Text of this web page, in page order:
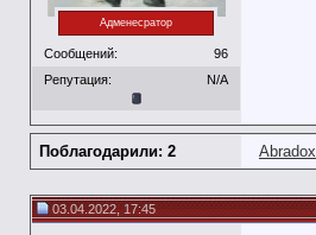
Адменесратор
Сообщений:
96
Репутация:
N/A
Поблагодарили: 2 Abradox
03.04.2022, 17:45